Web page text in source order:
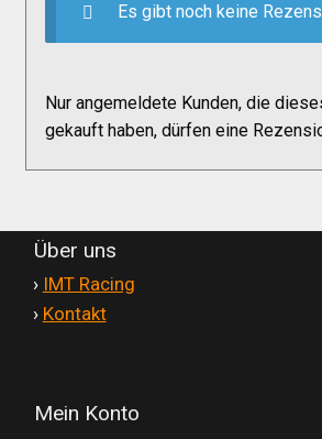
Es gibt noch keine
Nur angemeldete Kunden, die
gekauft haben, dürfen eine
Über uns
› IMT Racing
› Kontakt
Mein Konto